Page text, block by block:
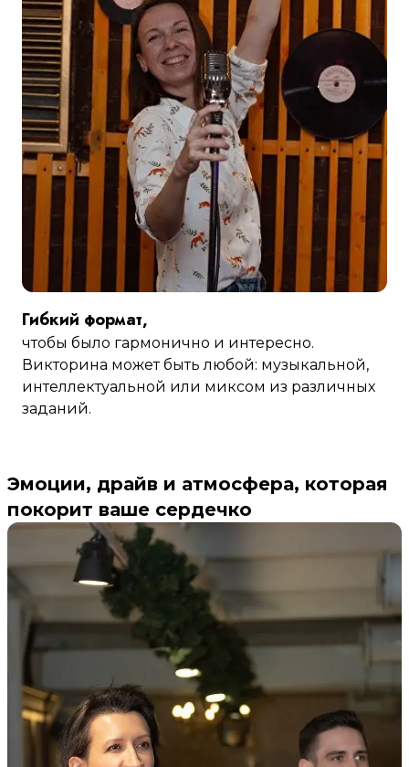
Гибкий формат,
чтобы было гармонично и интересно.
Викторина может быть любой: музыкальной,
интеллектуальной или миксом из различных
заданий.
Эмоции, драйв и атмосфера, которая
покорит ваше сердечко